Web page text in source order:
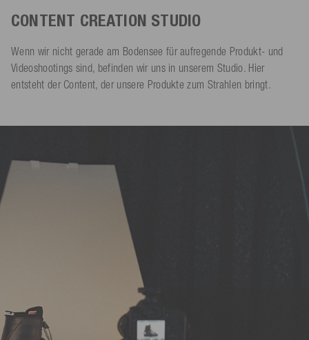
CONTENT CREATION STUDIO
Wenn wir nicht gerade am Bodensee für aufregende Produkt- und
Videoshootings sind, befinden wir uns in unserem Studio. Hier
entsteht der Content, der unsere Produkte zum Strahlen bringt.